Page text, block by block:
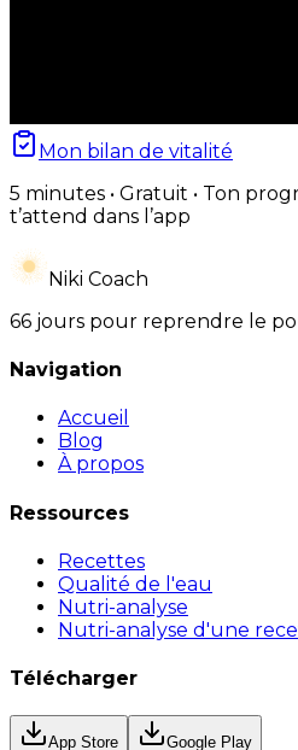
Mon bilan de vitalité
5 minutes • Gratuit • Ton
t’attend dans l’app
Niki Coach
66 jours pour reprendre le
Navigation
Accueil
Blog
À propos
Ressources
Recettes
Qualité de l'eau
Nutri-analyse
Nutri-analyse d'une
Télécharger
App Store Google Play